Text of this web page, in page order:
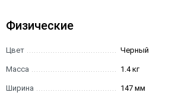
Физические
Цвет Черный
Масса 1.4 кг
Ширина 147 мм